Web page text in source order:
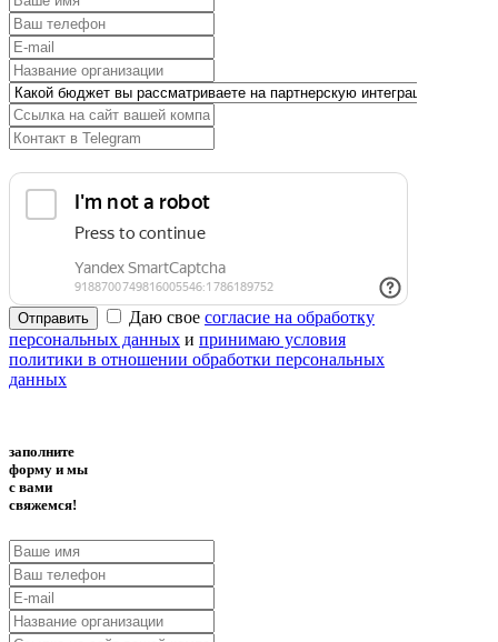
Отправить Даю свое согласие на обработку
персональных данных и принимаю условия
политики в отношении обработки персональных
данных
заполните
форму и мы
с вами
свяжемся!